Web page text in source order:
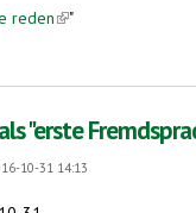
reden(link is external)
"
zum Literaturfest München.
"erste
10-31 14:13